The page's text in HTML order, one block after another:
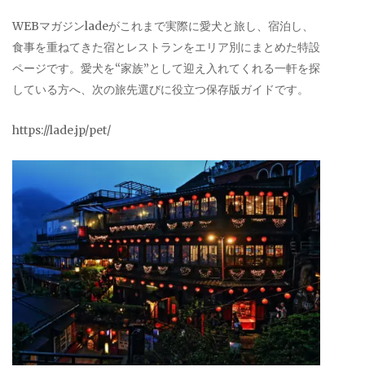
WEBマガジンladeがこれまで実際に愛犬と旅し、宿泊し、
食事を重ねてきた宿とレストランをエリア別にまとめた特設
ページです。愛犬を“家族”として迎え入れてくれる一軒を探
している方へ、次の旅先選びに役立つ保存版ガイドです。
https://lade.jp/pet/